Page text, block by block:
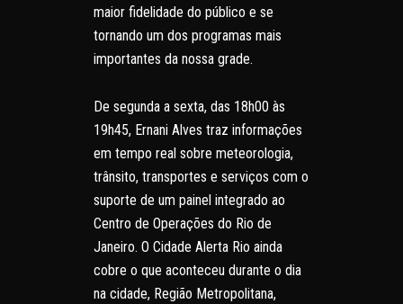
maior fidelidade do público e se
tornando um dos programas mais
importantes da nossa grade.
De segunda a sexta, das 18h00 às
19h45, Ernani Alves traz informações
em tempo real sobre meteorologia,
trânsito, transportes e serviços com o
suporte de um painel integrado ao
Centro de Operações do Rio de
Janeiro. O Cidade Alerta Rio ainda
cobre o que aconteceu durante o dia
na cidade, Região Metropolitana,